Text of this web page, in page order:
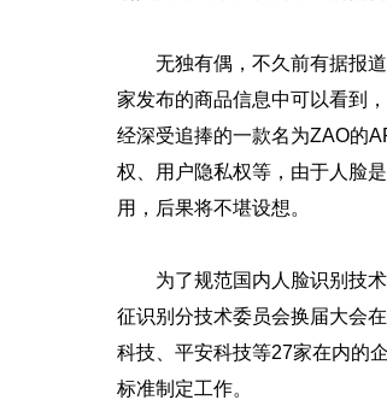
无独有偶，不久前有据报道
家发布的商品信息中可以看到
经深受追捧的一款名为ZAO的
权、用户隐私权等，由于人脸
用，后果将不堪设想。
为了规范国内人脸识别技术
征识别分技术委员会换届大会
科技、平安科技等27家在内的
标准制定工作。